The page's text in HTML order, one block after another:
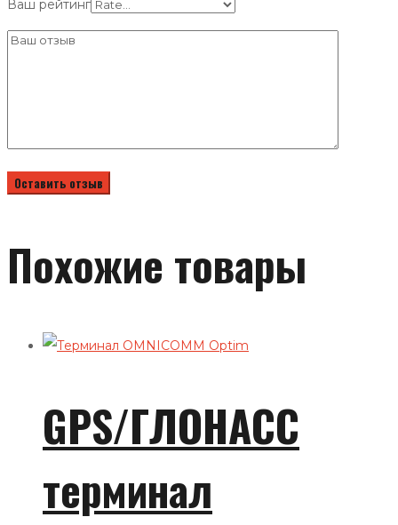
Ваш рейтинг
Похожие товары
GPS/ГЛОНАСС
терминал